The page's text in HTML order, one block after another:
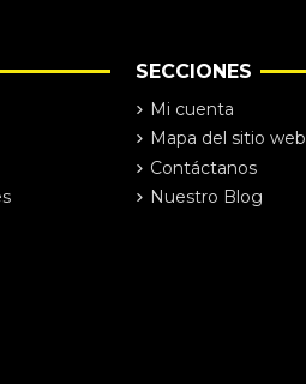
SECCIONES
Mi cuenta
Mapa del sitio web
Contáctanos
Nuestro Blog